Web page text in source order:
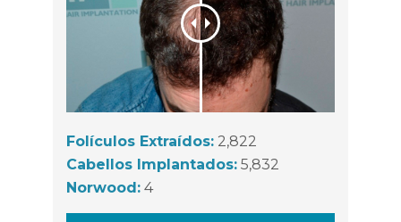
Folículos Extraídos: 2,822
Cabellos Implantados: 5,832
Norwood: 4